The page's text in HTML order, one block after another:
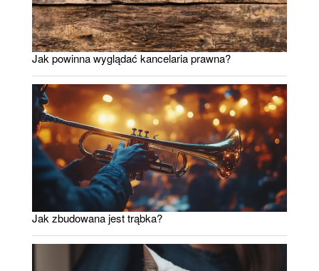
Jak powinna wyglądać kancelaria prawna?
Jak zbudowana jest trąbka?